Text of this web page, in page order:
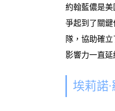
約翰藍儂是
爭起到了關
隊，協助確
影響力一直延
埃莉諾